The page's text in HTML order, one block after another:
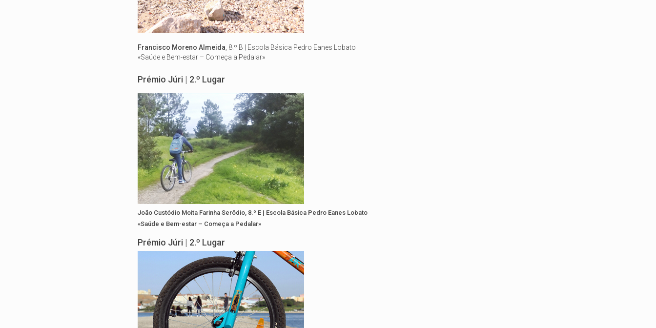
Francisco Moreno Almeida , 8.º B | Escola Básica Pedro Eanes Lobato
«Saúde e Bem-estar – Começa a Pedalar»
Prémio Júri | 2.º Lugar
João Custódio Moita Farinha Serôdio , 8.º E | Escola Básica Pedro Eanes Lobato
«Saúde e Bem-estar – Começa a Pedalar»
Prémio Júri | 2.º Lugar